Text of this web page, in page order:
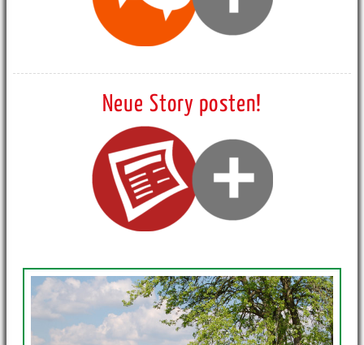
Neue Story posten!